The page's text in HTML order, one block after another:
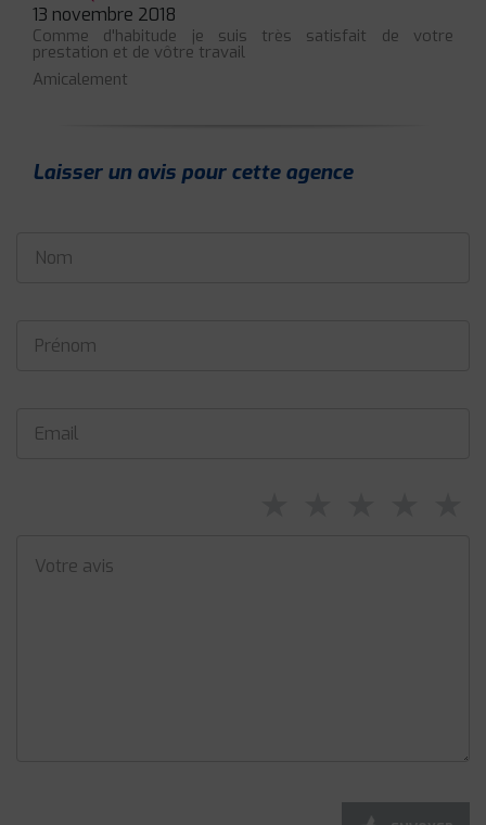
13 novembre 2018
Comme d'habitude je suis très satisfait de votre
prestation et de vôtre travail
Amicalement
Laisser un avis pour cette agence